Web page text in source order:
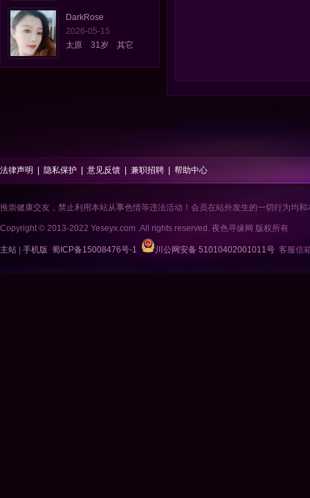
DarkRose
2026-05-15
太原 31岁 其它
法律声明 隐私保护 意见反馈 兼职招聘 帮助中心
推崇健康交友，禁止利用本站从事色情等违法活动！会员在站外发生的一切行为均
Copyright © 2013-2022 Yeseyx.com .All rights reserved. 夜色寻缘网 版权所有
主站 手机版 蜀ICP备15008476号-1 川公网安备 51010402001011号 客服信